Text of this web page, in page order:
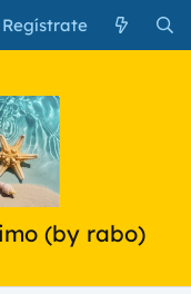
Regístrate
(by rabo)